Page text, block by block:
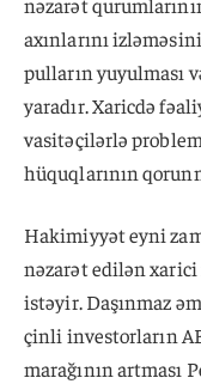
axınlarını
pulların yuyulması
yaradır. Xaricdə
vasitəçilərlə
hüquqlarının
Hakimiyyət eyni
nəzarət edilən
istəyir. Daşınmaz
çinli investorların
marağının artması